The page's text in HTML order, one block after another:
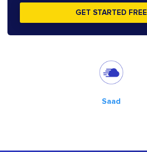
GET STARTED FREE
Saad